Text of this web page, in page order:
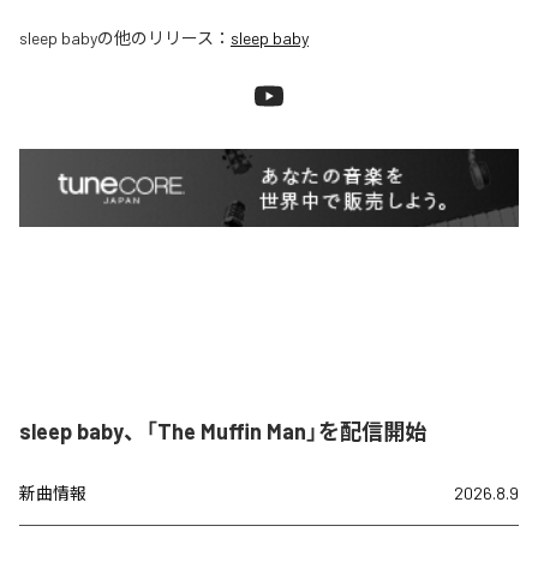
sleep babyの他のリリース： sleep baby
sleep baby、「The Muffin Man」を配信開始
新曲情報 2026.8.9